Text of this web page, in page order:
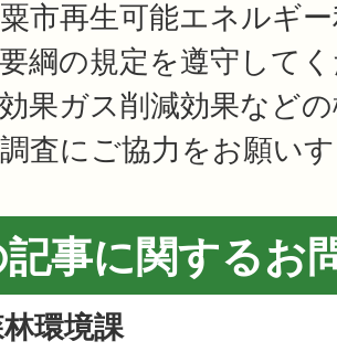
市再生可能エネルギ
綱の規定を遵守して
果ガス削減効果など
査にご協力をお願い
記事に関するお
環境課